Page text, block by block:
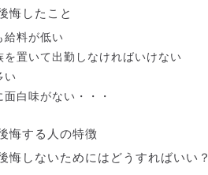
悔したこと
料が低い
置いて出勤しなければいけない
い
白味がない・・・
悔する人の特徴
悔しないためにはどうすればいい？